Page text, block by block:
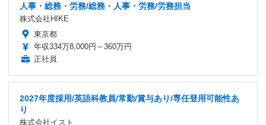
人事・総務・労務/総務・人事・労務/労務担当
株式会社HIKE
東京都
年収334万8,000円～360万円
正社員
2027年度採用/英語科教員/常勤/賞与あり/専任登用可能性あ
り
株式会社イスト